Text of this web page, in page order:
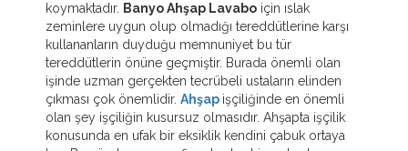
koymaktadır. Banyo Ahşap Lavabo için ıslak
zeminlere uygun olup olmadığı tereddütlerine karşı
kullananların duyduğu memnuniyet bu tür
tereddütlerin önüne geçmiştir. Burada önemli olan
işinde uzman gerçekten tecrübeli ustaların elinden
çıkması çok önemlidir. Ahşap işçiliğinde en önemli
olan şey işçiliğin kusursuz olmasıdır. Ahşapta işçilik
konusunda en ufak bir eksiklik kendini çabuk ortaya